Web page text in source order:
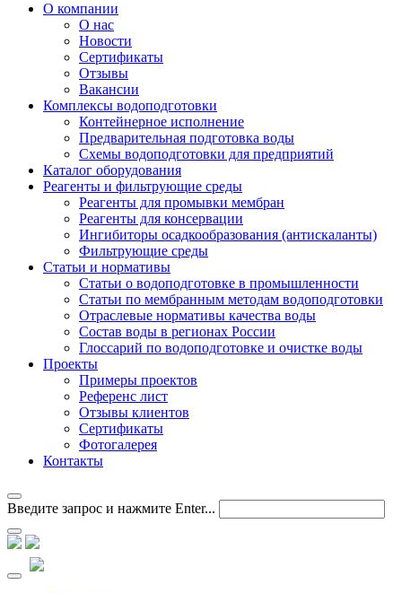
О компании
О нас
Новости
Сертификаты
Отзывы
Вакансии
Комплексы водоподготовки
Контейнерное исполнение
Предварительная подготовка воды
Схемы водоподготовки для предприятий
Каталог оборудования
Реагенты и фильтрующие среды
Реагенты для промывки мембран
Реагенты для консервации
Ингибиторы осадкообразования (антискаланты)
Фильтрующие среды
Статьи и нормативы
Статьи о водоподготовке в промышленности
Статьи по мембранным методам водоподготовки
Отраслевые нормативы качества воды
Состав воды в регионах России
Глоссарий по водоподготовке и очистке воды
Проекты
Примеры проектов
Референс лист
Отзывы клиентов
Сертификаты
Фотогалерея
Контакты
Введите запрос и нажмите Enter...